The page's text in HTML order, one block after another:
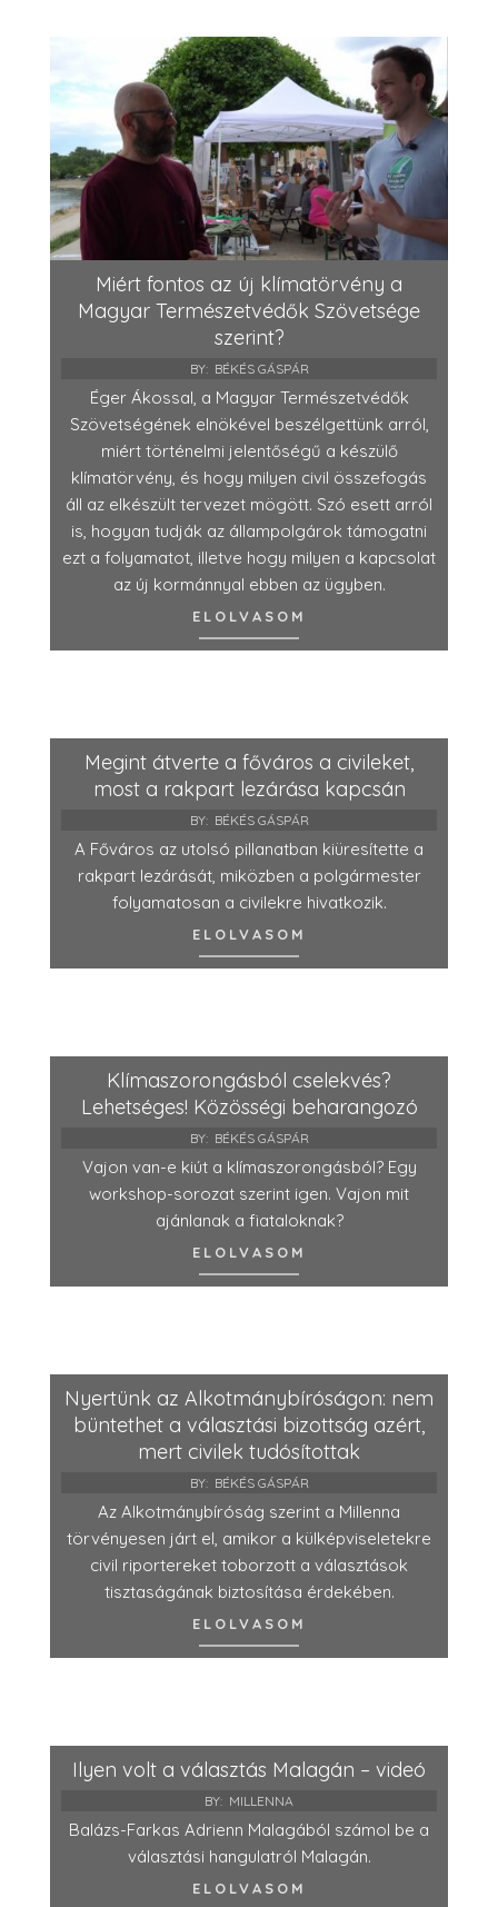
Miért fontos az új klímatörvény a
Magyar Természetvédők Szövetsége
szerint?
BY: BÉKÉS GÁSPÁR
Éger Ákossal, a Magyar Természetvédők
Szövetségének elnökével beszélgettünk arról,
miért történelmi jelentőségű a készülő
klímatörvény, és hogy milyen civil összefogás
áll az elkészült tervezet mögött. Szó esett arról
is, hogyan tudják az állampolgárok támogatni
ezt a folyamatot, illetve hogy milyen a kapcsolat
az új kormánnyal ebben az ügyben.
ELOLVASOM
Megint átverte a főváros a civileket,
most a rakpart lezárása kapcsán
BY: BÉKÉS GÁSPÁR
A Főváros az utolsó pillanatban kiüresítette a
rakpart lezárását, miközben a polgármester
folyamatosan a civilekre hivatkozik.
ELOLVASOM
Klímaszorongásból cselekvés?
Lehetséges! Közösségi beharangozó
BY: BÉKÉS GÁSPÁR
Vajon van-e kiút a klímaszorongásból? Egy
workshop-sorozat szerint igen. Vajon mit
ajánlanak a fiataloknak?
ELOLVASOM
Nyertünk az Alkotmánybíróságon: nem
büntethet a választási bizottság azért,
mert civilek tudósítottak
BY: BÉKÉS GÁSPÁR
Az Alkotmánybíróság szerint a Millenna
törvényesen járt el, amikor a külképviseletekre
civil riportereket toborzott a választások
tisztaságának biztosítása érdekében.
ELOLVASOM
Ilyen volt a választás Malagán – videó
BY: MILLENNA
Balázs-Farkas Adrienn Malagából számol be a
választási hangulatról Malagán.
ELOLVASOM